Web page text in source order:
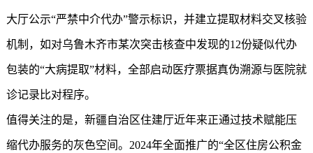
大厅公示“严禁中介代办”警示标识，并建立提取材料交叉核验
机制，如对乌鲁木齐市某次突击核查中发现的12份疑似代办
包装的“大病提取”材料，全部启动医疗票据真伪溯源与医院就
诊记录比对程序。
值得关注的是，新疆自治区住建厅近年来正通过技术赋能压
缩代办服务的灰色空间。2024年全面推广的“全区住房公积金